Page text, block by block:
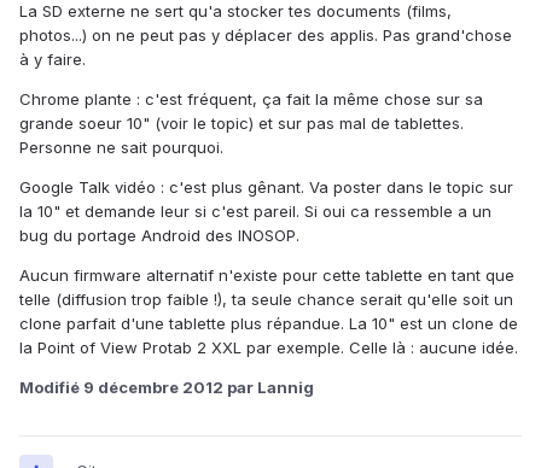
La SD externe ne sert qu'a stocker tes documents (films,
photos...) on ne peut pas y déplacer des applis. Pas grand'chose
à y faire.
Chrome plante : c'est fréquent, ça fait la même chose sur sa
grande soeur 10" (voir le topic) et sur pas mal de tablettes.
Personne ne sait pourquoi.
Google Talk vidéo : c'est plus gênant. Va poster dans le topic sur
la 10" et demande leur si c'est pareil. Si oui ca ressemble a un
bug du portage Android des INOSOP.
Aucun firmware alternatif n'existe pour cette tablette en tant que
telle (diffusion trop faible !), ta seule chance serait qu'elle soit un
clone parfait d'une tablette plus répandue. La 10" est un clone de
la Point of View Protab 2 XXL par exemple. Celle là : aucune idée.
Modifié 9 décembre 2012 par Lannig